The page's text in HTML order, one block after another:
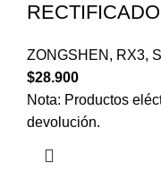
ZONGSHEN , RX3,
$28.900
Nota: Productos
devolución.